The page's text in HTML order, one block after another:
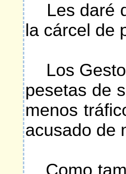
Les daré
la cárcel de
Los
pesetas de
menos
acusado de
Como